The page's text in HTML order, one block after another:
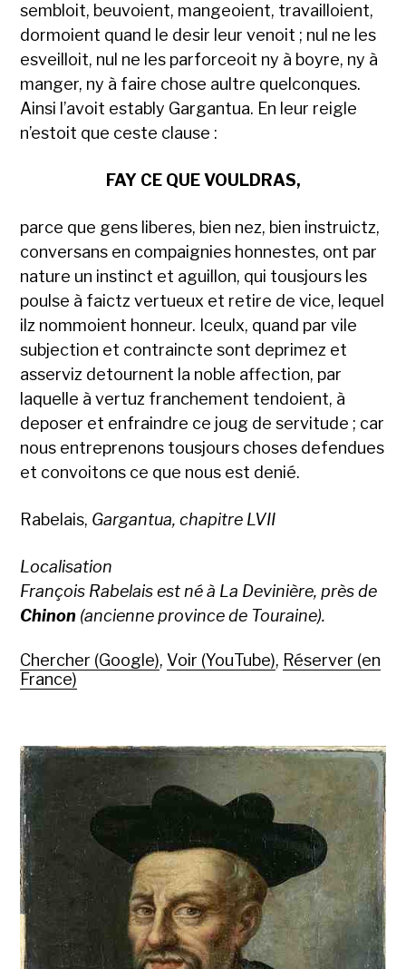
sembloit, beuvoient, mangeoient, travailloient,
dormoient quand le desir leur venoit ; nul ne les
esveilloit, nul ne les parforceoit ny à boyre, ny à
manger, ny à faire chose aultre quelconques.
Ainsi l’avoit estably Gargantua. En leur reigle
n’estoit que ceste clause :
FAY CE QUE VOULDRAS,
parce que gens liberes, bien nez, bien instruictz,
conversans en compaignies honnestes, ont par
nature un instinct et aguillon, qui tousjours les
poulse à faictz vertueux et retire de vice, lequel
ilz nommoient honneur. Iceulx, quand par vile
subjection et contraincte sont deprimez et
asserviz detournent la noble affection, par
laquelle à vertuz franchement tendoient, à
deposer et enfraindre ce joug de servitude ; car
nous entreprenons tousjours choses defendues
et convoitons ce que nous est denié.
Rabelais, Gargantua, chapitre LVII
Localisation
François Rabelais est né à La Devinière, près de
Chinon (ancienne province de Touraine).
Chercher (Google), Voir (YouTube), Réserver (en
France)